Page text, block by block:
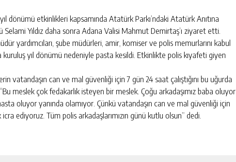
dönümü etkinlikleri kapsamında Atatürk Parkı’ndaki Atatürk Anıtına
Yıldız daha sonra Adana Valisi Mahmut Demirtaş’ı ziyaret etti.
yardımcıları, şube müdürleri, amir, komiser ve polis memurlarını kabul
yıl dönümü nedeniyle pasta kesildi. Etkinlikte polis kıyafeti giyen
vatandaşın can ve mal güvenliği için 7 gün 24 saat çalıştığını bu uğurda
meslek çok fedakarlık isteyen bir meslek. Çoğu arkadaşımız baba oluyor
oluyor yanında olamıyor. Çünkü vatandaşın can ve mal güvenliği için
ediyoruz. Tüm polis arkadaşlarımızın günü kutlu olsun” dedi.